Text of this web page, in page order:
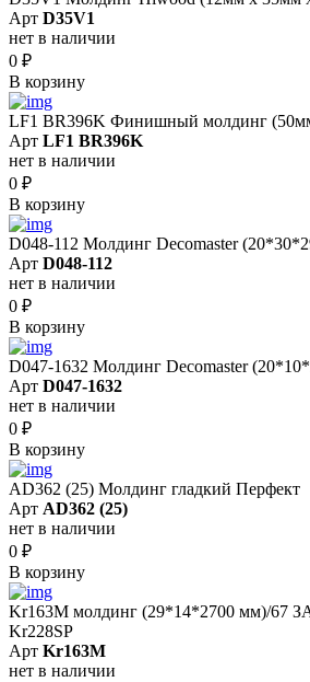
Арт D35V1
нет в наличии
0 ₽
В корзину
LF1 BR396K Финишный молдинг
Арт LF1 BR396K
нет в наличии
0 ₽
В корзину
D048-112 Молдинг Decomaster
Арт D048-112
нет в наличии
0 ₽
В корзину
D047-1632 Молдинг Decomaster
Арт D047-1632
нет в наличии
0 ₽
В корзину
AD362 (25) Молдинг гладкий Перфект
Арт AD362 (25)
нет в наличии
0 ₽
В корзину
Kr163M молдинг (29*14*2700 мм)/
Kr228SP
Арт Kr163M
нет в наличии